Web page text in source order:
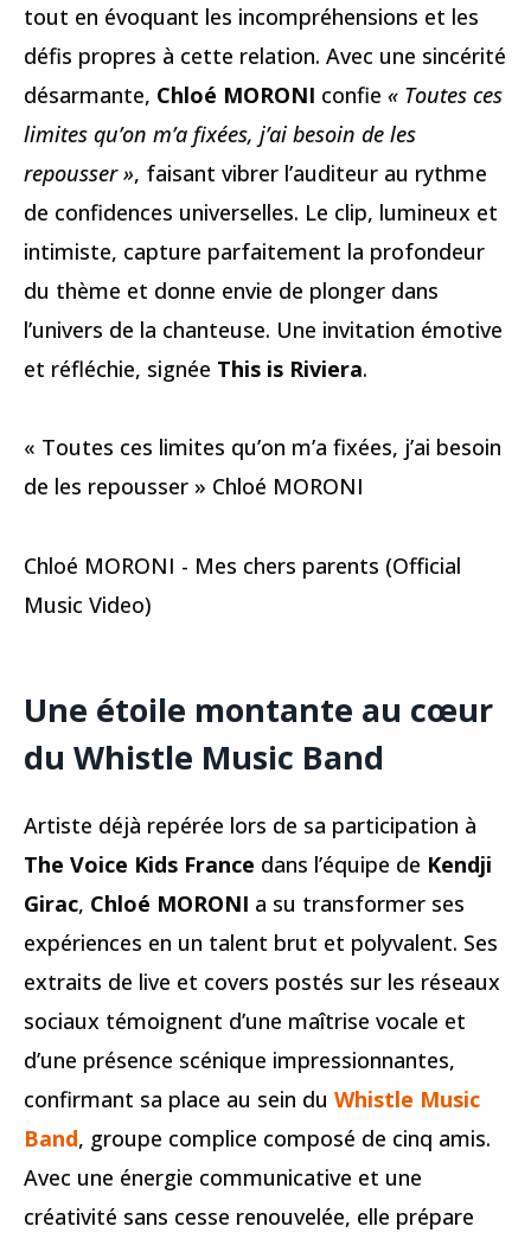
tout en évoquant les incompréhensions et les
défis propres à cette relation. Avec une sincérité
désarmante, Chloé MORONI confie « Toutes ces
limites qu’on m’a fixées, j’ai besoin de les
repousser », faisant vibrer l’auditeur au rythme
de confidences universelles. Le clip, lumineux et
intimiste, capture parfaitement la profondeur
du thème et donne envie de plonger dans
l’univers de la chanteuse. Une invitation émotive
et réfléchie, signée This is Riviera.
« Toutes ces limites qu’on m’a fixées, j’ai besoin
de les repousser » Chloé MORONI
Chloé MORONI - Mes chers parents (Official
Music Video)
Une étoile montante au cœur
du Whistle Music Band
Artiste déjà repérée lors de sa participation à
The Voice Kids France dans l’équipe de Kendji
Girac, Chloé MORONI a su transformer ses
expériences en un talent brut et polyvalent. Ses
extraits de live et covers postés sur les réseaux
sociaux témoignent d’une maîtrise vocale et
d’une présence scénique impressionnantes,
confirmant sa place au sein du Whistle Music
Band, groupe complice composé de cinq amis.
Avec une énergie communicative et une
créativité sans cesse renouvelée, elle prépare